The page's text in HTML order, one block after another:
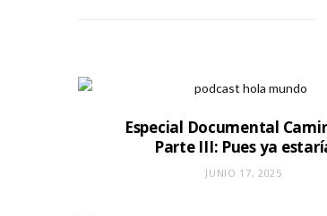
Especial Documental
Parte III: Pues ya
JUNIO 17, 2025